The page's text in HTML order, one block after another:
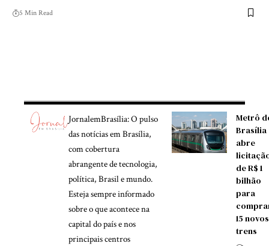
5 Min Read
JornalemBrasília: O pulso
das notícias em Brasília,
com cobertura
abrangente de tecnologia,
política, Brasil e mundo.
Esteja sempre informado
sobre o que acontece na
capital do país e nos
principais centros
Metrô
Brasília
abre
de R$ 1
bilhão
para
15 novos
trens